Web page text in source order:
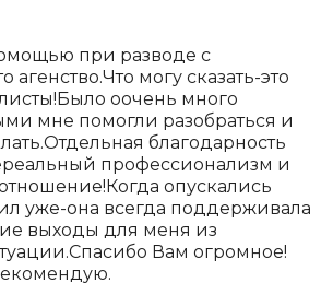
при разводе с
агенство.Что могу сказать-это
оочень много
мне помогли разобраться и
благодарность
профессионализм и
опускались
уже-она всегда поддерживала
выходы для меня из
Вам огромное!